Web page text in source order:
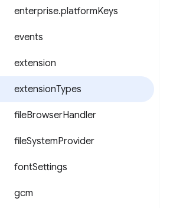
enterprise.platformKeys
events
extension
extensionTypes
fileBrowserHandler
fileSystemProvider
fontSettings
gcm